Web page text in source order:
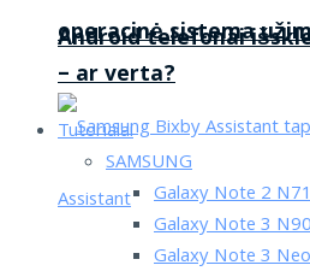
operacinė sistema
Android telefonai
– ar verta?
Tutorialai
SAMSUNG
Galaxy Note 2
Galaxy Note 3
Galaxy Note 3